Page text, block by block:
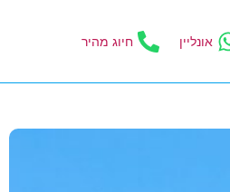
אונליין חיוג מהיר